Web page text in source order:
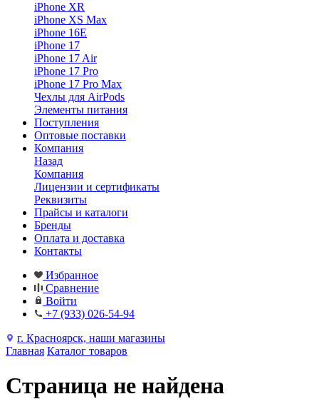
iPhone XR
iPhone XS Max
iPhone 16E
iPhone 17
iPhone 17 Air
iPhone 17 Pro
iPhone 17 Pro Max
Чехлы для AirPods
Элементы питания
Поступления
Оптовые поставки
Компания
Назад
Компания
Лицензии и сертификаты
Реквизиты
Прайсы и каталоги
Бренды
Оплата и доставка
Контакты
Избранное
Сравнение
Войти
+7 (933) 026-54-94
г. Красноярск, наши магазины
Главная Каталог товаров
Страница не найдена